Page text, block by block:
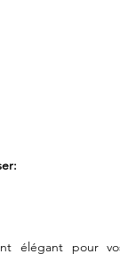
élégant pour